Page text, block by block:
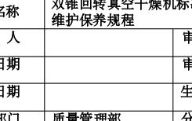
制定日期